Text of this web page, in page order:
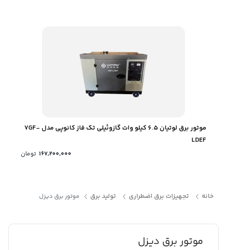
موتور برق لوتیان 6.5 کیلو وات گازوئیلی تک فاز کانوپی مدل 7GF-
LDEF
167,200,000 تومان
خانه تجهیزات برق اضطراری تولید برق موتور برق دیزل
موتور برق دیزل